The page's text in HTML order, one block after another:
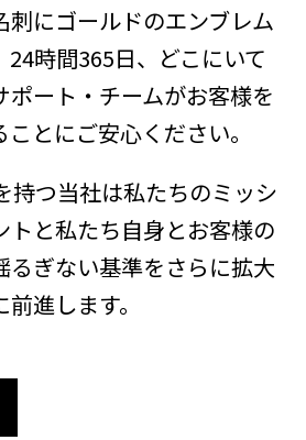
刺にゴールドのエンブレム
時間365日、どこにいて
ポート・チームがお客様を
とにご安心ください。
持つ当社は私たちのミッシ
トと私たち自身とお客様の
るぎない基準をさらに拡大
進します。